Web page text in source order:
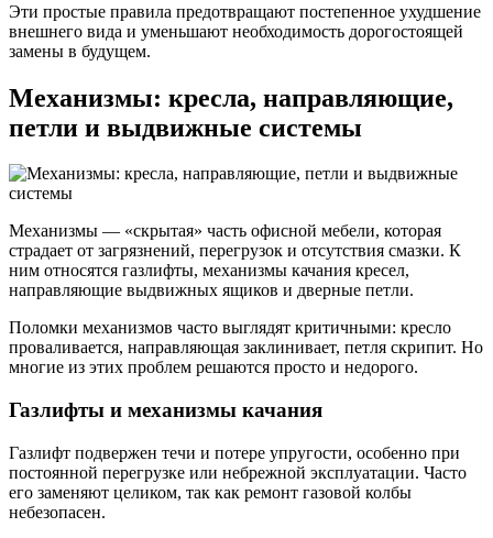
Эти простые правила предотвращают постепенное ухудшение
внешнего вида и уменьшают необходимость дорогостоящей
замены в будущем.
Механизмы: кресла, направляющие,
петли и выдвижные системы
Механизмы — «скрытая» часть офисной мебели, которая
страдает от загрязнений, перегрузок и отсутствия смазки. К
ним относятся газлифты, механизмы качания кресел,
направляющие выдвижных ящиков и дверные петли.
Поломки механизмов часто выглядят критичными: кресло
проваливается, направляющая заклинивает, петля скрипит. Но
многие из этих проблем решаются просто и недорого.
Газлифты и механизмы качания
Газлифт подвержен течи и потере упругости, особенно при
постоянной перегрузке или небрежной эксплуатации. Часто
его заменяют целиком, так как ремонт газовой колбы
небезопасен.